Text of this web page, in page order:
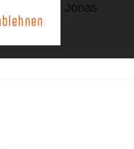
Markus Jonas
already.